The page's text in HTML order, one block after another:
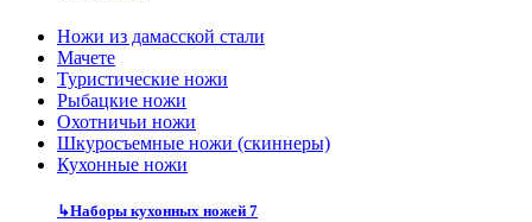
Ножи из дамасской стали
Мачете
Туристические ножи
Рыбацкие ножи
Охотничьи ножи
Шкуросъемные ножи (скиннеры)
Кухонные ножи
↳Наборы кухонных ножей 7